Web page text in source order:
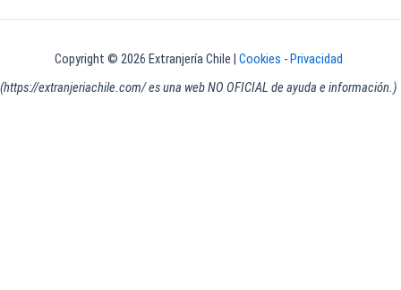
Copyright © 2026 Extranjería Chile | Cookies -Privacidad
(https://extranjeriachile.com/ es una web NO OFICIAL de ayuda e información.)